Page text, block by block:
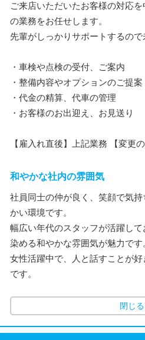
ご来店いただいたお客様の対応
の業務をお任せします。
先輩がしっかりサポートするので
・車検や点検の受付、ご案内
・整備内容やオプションのご提案
・代金の精算、代車の管理
・お客様のお出迎え、お見送り
【雇入れ直後】上記業務 【変更
和やかな社内の雰囲気
社員同士の仲が良く、笑顔で気
かい環境です。
幅広い年代のスタッフが活躍し
染める和やかな雰囲気が魅力です
女性活躍中で、人と話すことが
です。
閉じる